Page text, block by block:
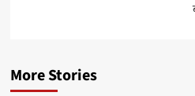
More Stories